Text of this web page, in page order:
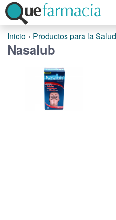
Inicio Productos para la Salud
Nasalub